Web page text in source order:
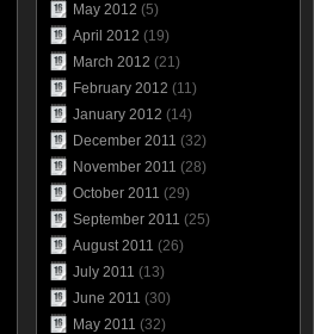
May 2012 (5)
April 2012 (19)
March 2012 (21)
February 2012 (11)
January 2012 (14)
December 2011 (32)
November 2011 (28)
October 2011 (29)
September 2011 (25)
August 2011 (26)
July 2011 (13)
June 2011 (30)
May 2011 (32)